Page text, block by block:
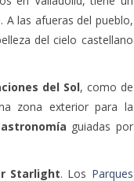
A las afueras del pueblo,
del cielo castellano
del Sol, como de
zona exterior para la
guiadas por
Starlight. Los Parques